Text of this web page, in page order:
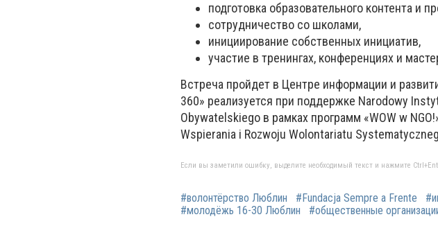
подготовка образовательного контента и
сотрудничество со школами,
инициирование собственных инициатив,
участие в тренингах, конференциях и
Встреча пройдет в Центре информации и
360» реализуется при поддержке Narodowy
Obywatelskiego в рамках программ «WOW w
Wspierania i Rozwoju Wolontariatu
Если вы заметили ошибку, выделите необходимый текст и нажмите
#волонтёрство Люблин #Fundacja Sempre a Frente
#молодёжь 16-30 Люблин
#общественные